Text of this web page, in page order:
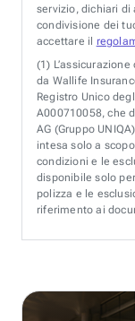
servizio, dichiari di
condivisione dei
accettare il
(1)
da Wallife
Registro Unico
A000710058, che
AG (Gruppo
intesa solo a
condizioni e le
disponibile solo
polizza e le
riferimento ai